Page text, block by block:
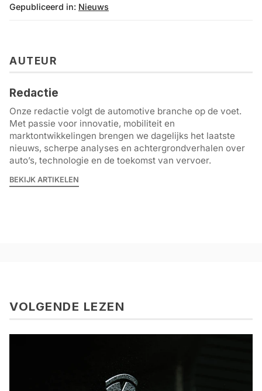
Gepubliceerd in: Nieuws
AUTEUR
Redactie
Onze redactie volgt de automotive branche op de voet.
Met passie voor innovatie, mobiliteit en
marktontwikkelingen brengen we dagelijks het laatste
nieuws, scherpe analyses en achtergrondverhalen over
auto’s, technologie en de toekomst van vervoer.
BEKIJK ARTIKELEN
VOLGENDE LEZEN